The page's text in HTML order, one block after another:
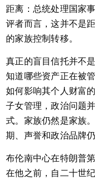
距离：总统处理国家
评者而言，这并不是
的家族控制转移。
真正的盲目信托并不
知道哪些资产正在被
如何影响其个人财富
子女管理，政治问题
式。家族仍然是家族
期、声誉和政治品牌
布伦南中心在特朗普
在他之前，自二十世